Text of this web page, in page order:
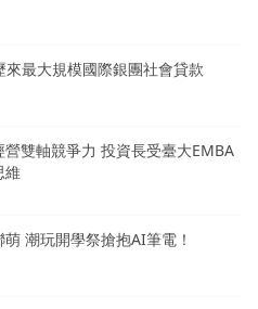
最大規模國際銀團社會貸款
雙軸競爭力 投資長受臺大EMBA
維
潮玩開學祭搶抱AI筆電！